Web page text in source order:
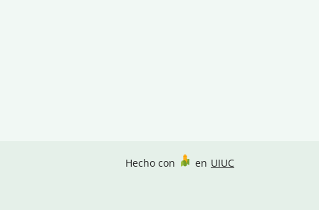
Hecho con en UIUC